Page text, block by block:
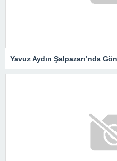
Yavuz Aydın Şalpazarı’nda